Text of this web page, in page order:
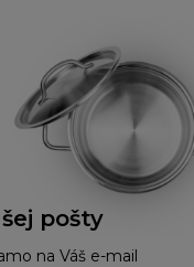
pošty
na Váš e-mail